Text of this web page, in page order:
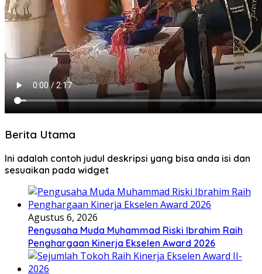
Berita Utama
Ini adalah contoh judul deskripsi yang bisa anda isi dan
sesuaikan pada widget
Agustus 6, 2026
Pengusaha Muda Muhammad Riski Ibrahim Raih
Penghargaan Kinerja Ekselen Award 2026